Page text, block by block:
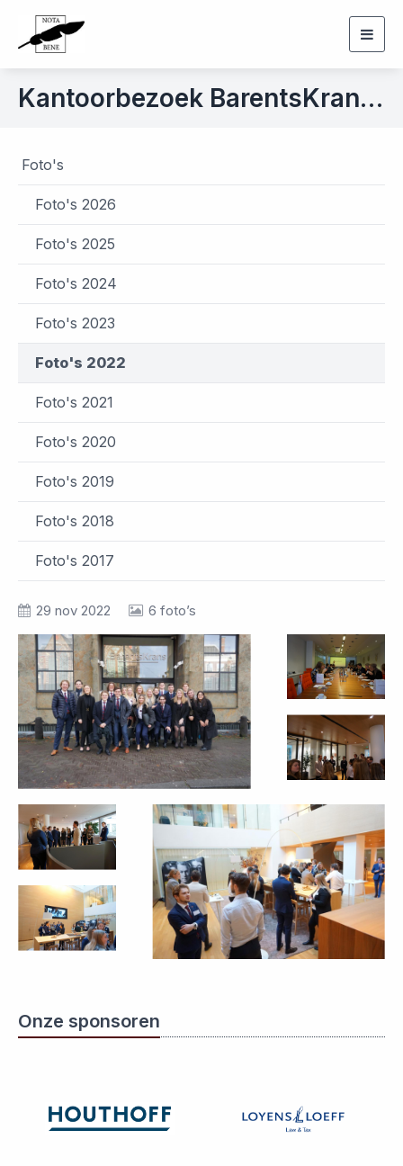
Kantoorbezoek BarentsKrans d.d. 29 november 2022
Foto's
Foto's 2026
Foto's 2025
Foto's 2024
Foto's 2023
Foto's 2022
Foto's 2021
Foto's 2020
Foto's 2019
Foto's 2018
Foto's 2017
29 nov 2022 6 foto’s
Onze sponsoren